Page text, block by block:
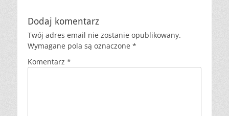
Dodaj komentarz
Twój adres email nie zostanie opublikowany.
Wymagane pola są oznaczone *
Komentarz *